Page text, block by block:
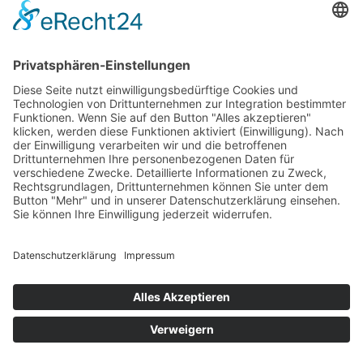
Home
Tipps
Wissen
Strom Top30
F&A
News
© hellundwarm.de2026 All Rights Reserved